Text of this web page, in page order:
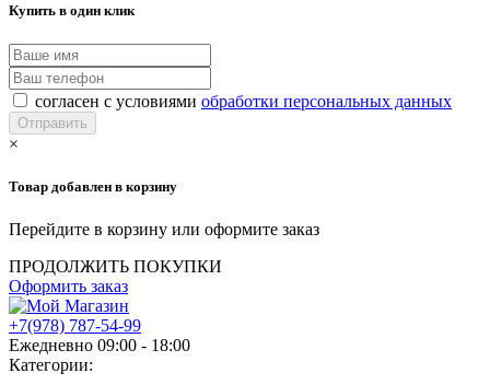
Купить в один клик
согласен с условиями обработки персональных данных
×
Товар добавлен в корзину
Перейдите в корзину или оформите заказ
ПРОДОЛЖИТЬ ПОКУПКИ
Оформить заказ
+7(978) 787-54-99
Ежедневно 09:00 - 18:00
Категории: